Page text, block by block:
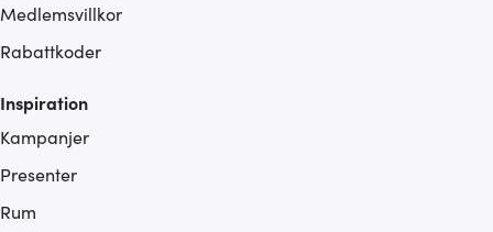
Medlemsvillkor
Rabattkoder
Inspiration
Kampanjer
Presenter
Rum